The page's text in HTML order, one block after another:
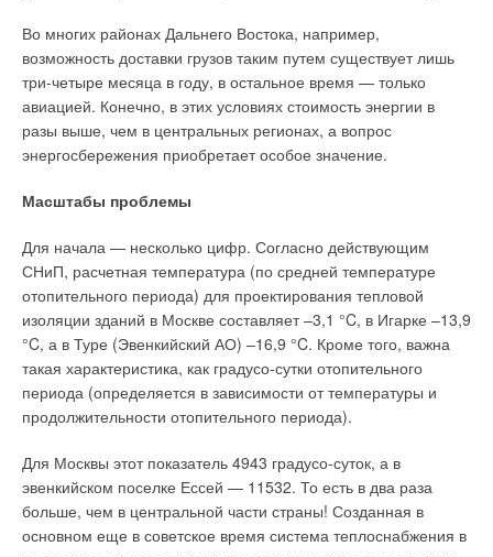
Во многих районах Дальнего Востока, например,
возможность доставки грузов таким путем существует лишь
три-четыре месяца в году, в остальное время — только
авиацией. Конечно, в этих условиях стоимость энергии в
разы выше, чем в центральных регионах, а вопрос
энергосбережения приобретает особое значение.
Масштабы проблемы
Для начала — несколько цифр. Согласно действующим
СНиП, расчетная температура (по средней температуре
отопительного периода) для проектирования тепловой
изоляции зданий в Москве составляет –3,1 °C, в Игарке –13,9
°C, а в Туре (Эвенкийский АО) –16,9 °C. Кроме того, важна
такая характеристика, как градусо-сутки отопительного
периода (определяется в зависимости от температуры и
продолжительности отопительного периода).
Для Москвы этот показатель 4943 градусо-суток, а в
эвенкийском поселке Ессей — 11532. То есть в два раза
больше, чем в центральной части страны! Созданная в
основном еще в советское время система теплоснабжения в
Целесообразен вариант преобразования видов энергии
(тепловой в электрическую и наоборот) с использованием
дополнительных аккумулирующих устройств (для
сглаживания неравномерности использования тепловой и
электрической энергии в течение суток), при которых
электроэнергии в электросеть в периоды остановки
распределение теплоты между предприятиями и жилищным
фондом.
В качестве новых технологий в энергопотреблении на
проектируемой территории (а также на промышленном или
коммунальном объекте) можно применять процессы
когенерации, что дает существенные экономические
преимущества, а также повышает надежность
(паровых, газовых) электростанций в связи с
технологическими особенностями процесса генерации
энергии большое количество теплоты теряется,
сбрасывается в атмосферу через конденсаторы пара,